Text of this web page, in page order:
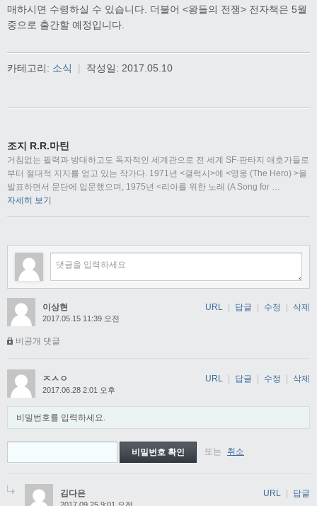
매하시면 수령하실 수 있습니다. 더불어 <왕들의 전쟁> 전자책은 5월
중으로 출간할 예정입니다.
카테고리: 소식 | 작성일: 2017.05.10
조지 R.R.마틴
거침없는 필력과 방대하고도 독자적인 세계관으로 전 세계 SF·판타지 애호가들로
부터 절대적 지지를 얻고 있는 작가다. 1971년 <갤럭시>에 <영웅 (The Hero) >을
발표하면서 문단에 입문했으며, 1975년 <리아를 위한 노래 (A Song for
자세히 보기
이상현
2017.05.15 11:39 오전
비공개 댓글
URL 답글 수정 삭제
ㅈㅅㅇ
2017.06.28 2:01 오후
비밀번호를 입력하세요.
또는 취소
URL | 답글 | 수정 | 삭제
김다은 URL 답글